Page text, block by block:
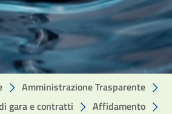
Amministrazione Trasparente
gara e contratti
Affidamento